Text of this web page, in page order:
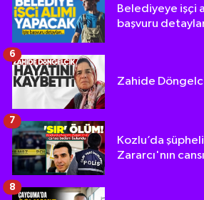
Belediyeye işçi
başvuru
Zahide
6
Kozlu’da
Zararcı'nın
7
8